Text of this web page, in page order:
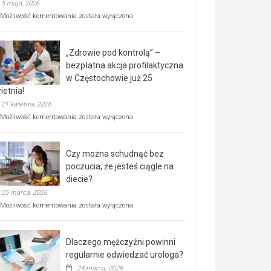
5 maja, 2026
Możliwość komentowania Rusza
rehabilitacji
dla
seniorów!
została wyłączona
„Zdrowie pod kontrolą” –
bezpłatna akcja profilaktyczna
w Częstochowie już 25
21 kwietnia, 2026
Możliwość komentowania „Zdrowie
bezpłatna
akcja
profilaktyczna
w
już
kwietnia!
została wyłączona
Czy można schudnąć bez
poczucia, że jesteś ciągle na
diecie?
25 marca, 2026
Możliwość komentowania Czy
poczucia,
że
została wyłączona
Dlaczego mężczyźni powinni
regularnie odwiedzać urologa?
24 marca, 2026